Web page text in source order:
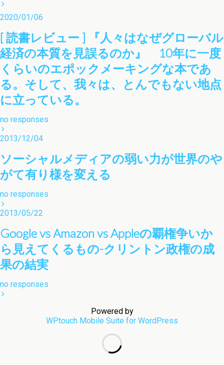
2020/01/06
[ 読書レビュー ] 『人々はなぜグローバル
経済の本質を見誤るのか』 10年に一度
くらいのエポックメーキングな本であ
る。そして、我々は、とんでもない地点
に立っている。
no responses
2013/12/04
ソーシャルメディアの弱い力が世界のや
がて有り様を変える
no responses
2013/05/22
Google vs Amazon vs Appleの覇権争いか
ら見えてくるもの-クリントン政権の成
果の結実
no responses
Powered by
WPtouch Mobile Suite for WordPress